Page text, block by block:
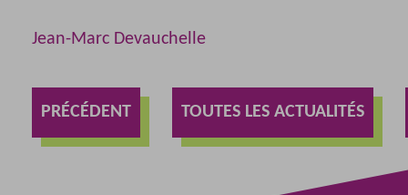
Jean-Marc Devauchelle
PRÉCÉDENT TOUTES LES ACTUALITÉS